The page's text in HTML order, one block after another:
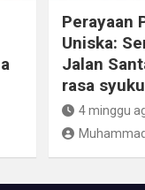
Perayaan
Uniska:
Jalan
rasa
4 minggu